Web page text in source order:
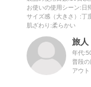
お使いの使用シーン:日
サイズ感（大きさ） :丁
肌ざわり :柔らかい
旅人
年代:
普段の
アウ